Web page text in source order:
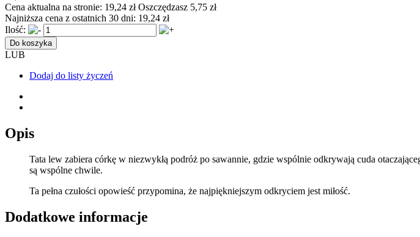
Cena aktualna na stronie: 19,24 złOszczędzasz 5,75 zł
Najniższa cena z ostatnich 30 dni: 19,24 zł
Ilość:
Do koszyka
LUB
Dodaj do listy życzeń
Opis
Tata lew zabiera córkę w niezwykłą podróż po sawannie, gdzie wspólnie odkrywają cuda
są wspólne chwile.
Ta pełna czułości opowieść przypomina, że najpiękniejszym odkryciem jest miłość.
Dodatkowe informacje